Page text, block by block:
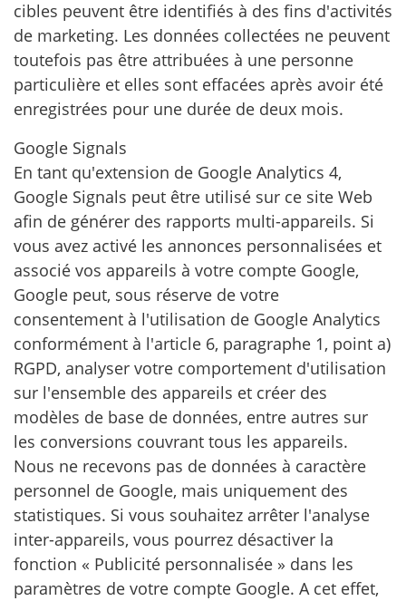
cibles peuvent être identifiés à des fins d'activités
de marketing. Les données collectées ne peuvent
toutefois pas être attribuées à une personne
particulière et elles sont effacées après avoir été
enregistrées pour une durée de deux mois.
Google Signals
En tant qu'extension de Google Analytics 4,
Google Signals peut être utilisé sur ce site Web
afin de générer des rapports multi-appareils. Si
vous avez activé les annonces personnalisées et
associé vos appareils à votre compte Google,
Google peut, sous réserve de votre
consentement à l'utilisation de Google Analytics
conformément à l'article 6, paragraphe 1, point a)
RGPD, analyser votre comportement d'utilisation
sur l'ensemble des appareils et créer des
modèles de base de données, entre autres sur
les conversions couvrant tous les appareils.
Nous ne recevons pas de données à caractère
personnel de Google, mais uniquement des
statistiques. Si vous souhaitez arrêter l'analyse
inter-appareils, vous pourrez désactiver la
fonction « Publicité personnalisée » dans les
paramètres de votre compte Google. A cet effet,